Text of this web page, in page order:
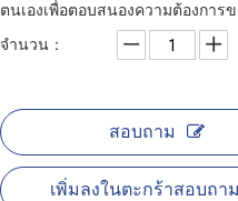
ตนเองเพื่อตอบสนองความต้องการ
จำนวน：
สอบถาม
เพิ่มลงในตะกร้าสอบถาม